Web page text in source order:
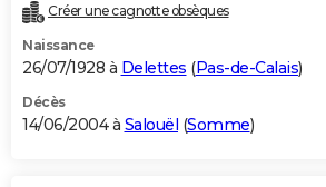
Créer une cagnotte obsèques
Naissance
26/07/1928 à Delettes (Pas-de-Calais)
Décès
14/06/2004 à Salouël (Somme)